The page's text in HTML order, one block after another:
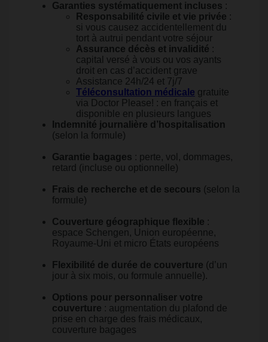
Garanties systématiquement incluses :
Responsabilité civile et vie privée :
si vous causez accidentellement du
tort à autrui pendant votre séjour
Assurance décès et invalidité :
capital versé à vous ou vos ayants
droit en cas d’accident grave
Assistance 24h/24 et 7j/7
Téléconsultation médicale gratuite
via Doctor Please! : en français et
disponible en plusieurs langues
Indemnité journalière d’hospitalisation
(selon la formule)
Garantie bagages : perte, vol, dommages,
retard (incluse ou optionnelle)
Frais de recherche et de secours (selon la
formule)
Couverture géographique flexible :
espace Schengen, Union européenne,
Royaume-Uni et micro États européens
Flexibilité de durée de couverture (d’un
jour à six mois, ou formule annuelle).
Options pour personnaliser votre
couverture : augmentation du plafond de
prise en charge des frais médicaux,
couverture bagages